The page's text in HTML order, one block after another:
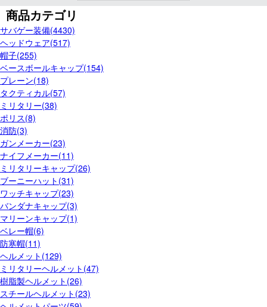
商品カテゴリ
サバゲー装備(4430)
ヘッドウェア(517)
帽子(255)
ベースボールキャップ(154)
プレーン(18)
タクティカル(57)
ミリタリー(38)
ポリス(8)
消防(3)
ガンメーカー(23)
ナイフメーカー(11)
ミリタリーキャップ(26)
ブーニーハット(31)
ワッチキャップ(23)
バンダナキャップ(3)
マリーンキャップ(1)
ベレー帽(6)
防寒帽(11)
ヘルメット(129)
ミリタリーヘルメット(47)
樹脂製ヘルメット(26)
スチールヘルメット(23)